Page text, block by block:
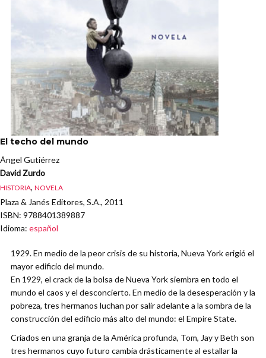
El techo del mundo
Ángel Gutiérrez
David Zurdo
HISTORIA, NOVELA
Plaza & Janés Editores, S.A., 2011
ISBN: 9788401389887
Idioma: español
1929. En medio de la peor crisis de su historia, Nueva York erigió el
mayor edificio del mundo.
En 1929, el crack de la bolsa de Nueva York siembra en todo el
mundo el caos y el desconcierto. En medio de la desesperación y la
pobreza, tres hermanos luchan por salir adelante a la sombra de la
construcción del edificio más alto del mundo: el Empire State.
Criados en una granja de la América profunda, Tom, Jay y Beth son
tres hermanos cuyo futuro cambia drásticamente al estallar la